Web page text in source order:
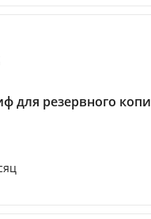
для резервного